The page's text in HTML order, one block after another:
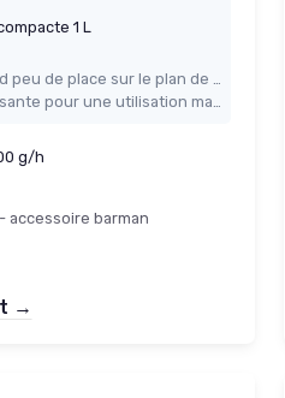
1 L
Format vraiment compact qui prend peu de place sur le plan de travail
Production de glace rapide et suffisante pour une utilisation maison (glaçons en ~6–8 minutes)
g/h
accessoire barman
→